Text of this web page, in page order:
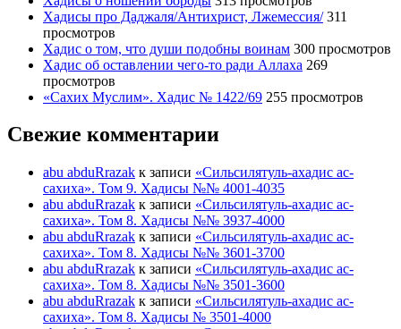
Хадисы про Даджаля/Антихрист, Лжемессия/ 311
просмотров
Хадис о том, что души подобны воинам 300 просмотров
Хадис об оставлении чего-то ради Аллаха 269
просмотров
«Сахих Муслим». Хадис № 1422/69 255 просмотров
Свежие комментарии
abu abduRrazak к записи «Сильсилятуль-ахадис ас-
сахиха». Том 9. Хадисы №№ 4001-4035
abu abduRrazak к записи «Сильсилятуль-ахадис ас-
сахиха». Том 8. Хадисы №№ 3937-4000
abu abduRrazak к записи «Сильсилятуль-ахадис ас-
сахиха». Том 8. Хадисы №№ 3601-3700
abu abduRrazak к записи «Сильсилятуль-ахадис ас-
сахиха». Том 8. Хадисы №№ 3501-3600
abu abduRrazak к записи «Сильсилятуль-ахадис ас-
сахиха». Том 8. Хадисы № 3501-4000